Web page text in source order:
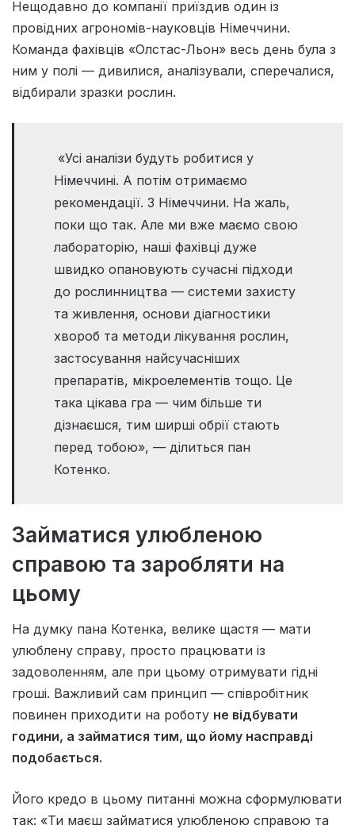
Нещодавно до компанії приїздив один із
провідних агрономів-науковців Німеччини.
Команда фахівців «Олстас-Льон» весь день була з
ним у полі — дивилися, аналізували, сперечалися,
відбирали зразки рослин.
«Усі аналізи будуть робитися у
Німеччині. А потім отримаємо
рекомендації. З Німеччини. На жаль,
поки що так. Але ми вже маємо свою
лабораторію, наші фахівці дуже
швидко опановують сучасні підходи
до рослинництва — системи захисту
та живлення, основи діагностики
хвороб та методи лікування рослин,
застосування найсучасніших
препаратів, мікроелементів тощо. Це
така цікава гра — чим більше ти
дізнаєшся, тим ширші обрії стають
перед тобою», — ділиться пан
Котенко.
Займатися улюбленою
справою та заробляти на
цьому
На думку пана Котенка, велике щастя — мати
улюблену справу, просто працювати із
задоволенням, але при цьому отримувати гідні
гроші. Важливий сам принцип — співробітник
повинен приходити на роботу не відбувати
години, а займатися тим, що йому насправді
подобається.
Його кредо в цьому питанні можна сформулювати
так: «Ти маєш займатися улюбленою справою та